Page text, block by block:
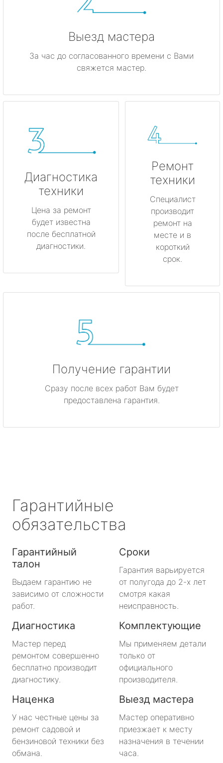
Выезд мастера
За час до согласованного времени с Вами
свяжется мастер.
Диагностика
техники
Цена за ремонт
будет известна
после бесплатной
диагностики.
Ремонт
техники
Специалист
производит
ремонт на
месте и в
короткий
срок.
Получение гарантии
Сразу после всех работ Вам будет
предоставлена гарантия.
Гарантийные
обязательства
Гарантийный
талон
Выдаем гарантию не
зависимо от сложности
работ.
Сроки
Гарантия варьируется
от полугода до 2-х лет
смотря какая
неисправность.
Диагностика
Мастер перед
ремонтом совершенно
бесплатно производит
диагностику.
Комплектующие
Мы применяем детали
только от
официального
производителя.
Наценка
У нас честные цены за
ремонт садовой и
бензиновой техники без
обмана.
Выезд мастера
Мастер оперативно
приезжает к месту
назначения в течении
часа.